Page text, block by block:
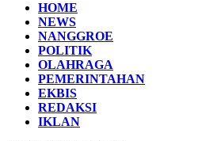
HOME
NEWS
NANGGROE
POLITIK
OLAHRAGA
PEMERINTAHAN
EKBIS
REDAKSI
IKLAN